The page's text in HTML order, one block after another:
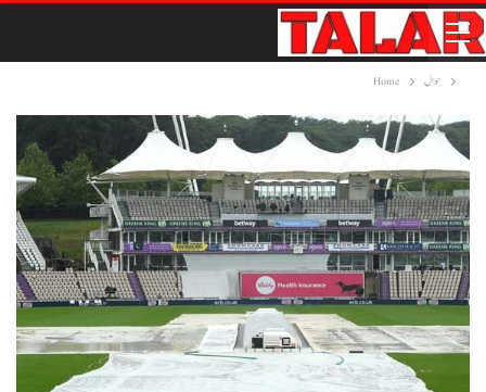
Home حوال